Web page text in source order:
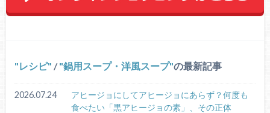
レシピ / 鍋用スープ・洋風スープ の最新記事
2026.07.24
アヒージョにしてアヒージョにあらず？何度も
食べたい「黒アヒージョの素」、その正体